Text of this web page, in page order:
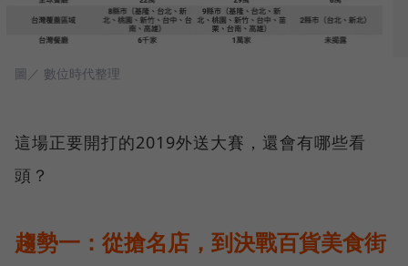
圖／ 數位時代整理
這場正要開打的2019外送大賽，還會有哪些看
頭？
趨勢一：從搶名店，到決戰百貨美食街